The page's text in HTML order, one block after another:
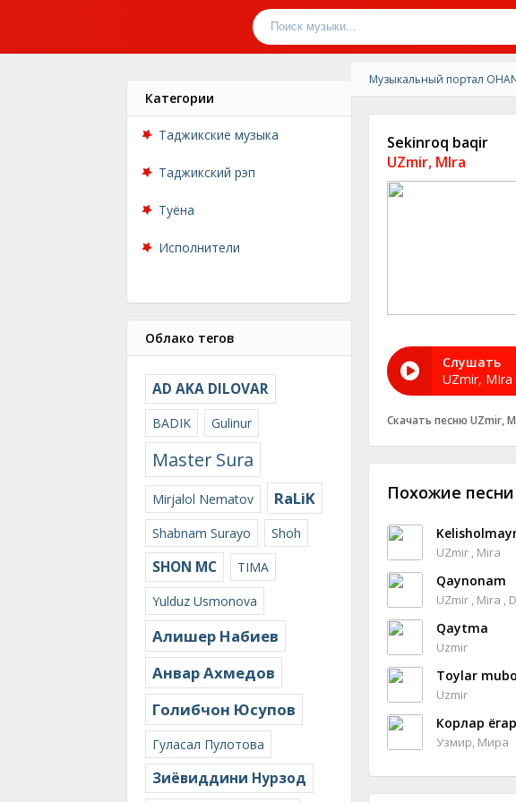
Категории
Таджикские музыка
Таджикский рэп
Туёна
Исполнители
Облако тегов
AD AKA DILOVAR
BADIK Gulinur
Master Sura
Mirjalol Nematov RaLiK
Shabnam Surayo Shoh
SHON MC
TIMA
Yulduz Usmonova
Алишер Набиев
Анвар Ахмедов
Голибчон Юсупов
Гуласал Пулотова
Зиёвиддини Нурзод
Музыкальный портал
Sekinroq baqir
UZmir, MIra
Слушать
UZmir, MIra
Скачать песню UZmir,
Похожие песни
UZmir , Mira
Qaynonam
UZmir , Mira ,
Qaytma
Uzmir
Toylar
Uzmir
Корлар ёгар
Узмир, Мира